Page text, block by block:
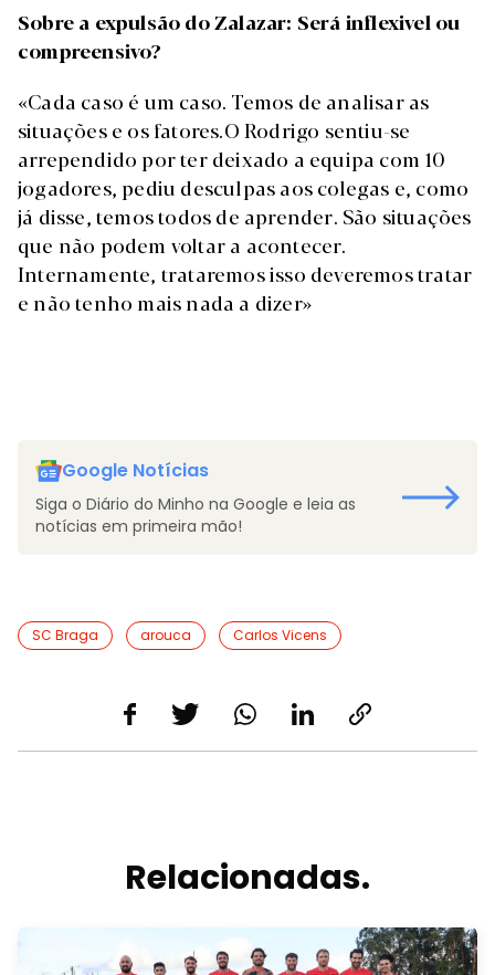
Sobre a expulsão do Zalazar: Será inflexivel ou
compreensivo?
«Cada caso é um caso. Temos de analisar as
situações e os fatores.O Rodrigo sentiu-se
arrependido por ter deixado a equipa com 10
jogadores, pediu desculpas aos colegas e, como
já disse, temos todos de aprender. São situações
que não podem voltar a acontecer.
Internamente, trataremos isso deveremos tratar
e não tenho mais nada a dizer»
Google Notícias
Siga o Diário do Minho na Google e leia as
notícias em primeira mão!
SC Braga arouca Carlos Vicens
Relacionadas.